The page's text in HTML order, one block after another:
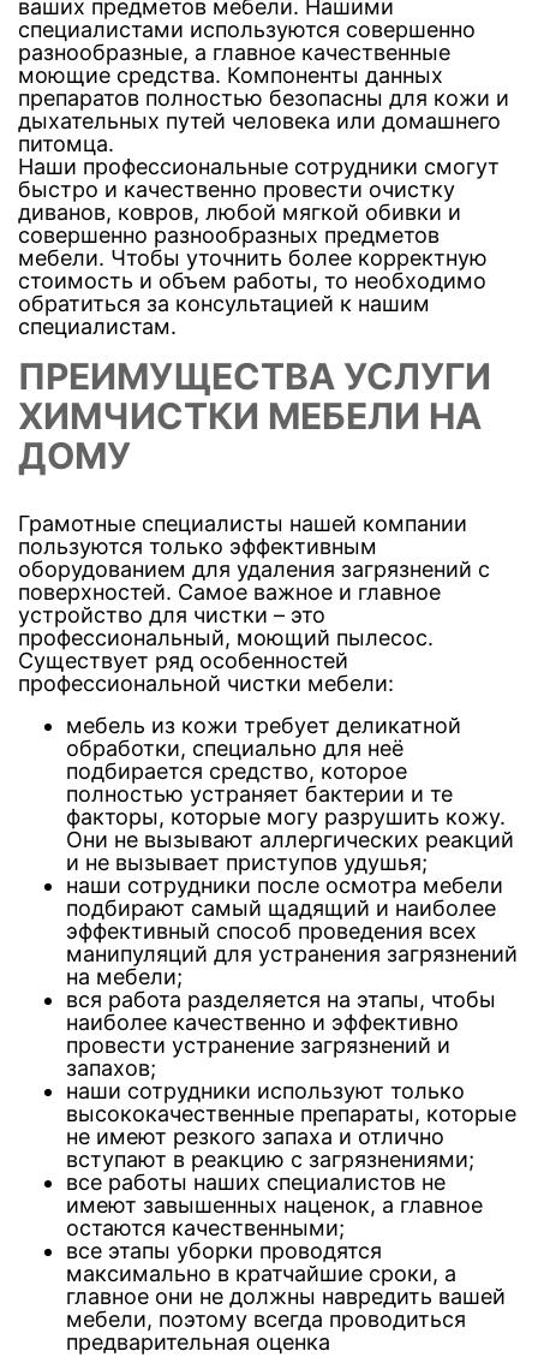
ваших предметов мебели. Нашими
специалистами используются совершенно
разнообразные, а главное качественные
моющие средства. Компоненты данных
препаратов полностью безопасны для кожи и
дыхательных путей человека или домашнего
питомца.
Наши профессиональные сотрудники смогут
быстро и качественно провести очистку
диванов, ковров, любой мягкой обивки и
совершенно разнообразных предметов
мебели. Чтобы уточнить более корректную
стоимость и объем работы, то необходимо
обратиться за консультацией к нашим
специалистам.
ПРЕИМУЩЕСТВА УСЛУГИ
ХИМЧИСТКИ МЕБЕЛИ НА
ДОМУ
Грамотные специалисты нашей компании
пользуются только эффективным
оборудованием для удаления загрязнений с
поверхностей. Самое важное и главное
устройство для чистки – это
профессиональный, моющий пылесос.
Существует ряд особенностей
профессиональной чистки мебели:
мебель из кожи требует деликатной
обработки, специально для неё
подбирается средство, которое
полностью устраняет бактерии и те
факторы, которые могу разрушить кожу.
Они не вызывают аллергических реакций
и не вызывает приступов удушья;
наши сотрудники после осмотра мебели
подбирают самый щадящий и наиболее
эффективный способ проведения всех
манипуляций для устранения загрязнений
на мебели;
вся работа разделяется на этапы, чтобы
наиболее качественно и эффективно
провести устранение загрязнений и
запахов;
наши сотрудники используют только
высококачественные препараты, которые
не имеют резкого запаха и отлично
вступают в реакцию с загрязнениями;
все работы наших специалистов не
имеют завышенных наценок, а главное
остаются качественными;
все этапы уборки проводятся
максимально в кратчайшие сроки, а
главное они не должны навредить вашей
мебели, поэтому всегда проводиться
предварительная оценка